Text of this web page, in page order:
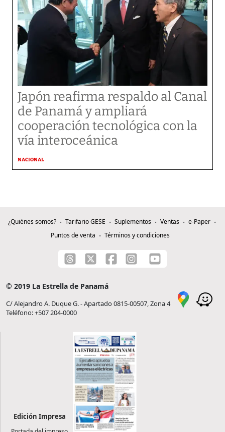
Japón reafirma respaldo al Canal
de Panamá y ampliará
cooperación tecnológica con la
vía interoceánica
NACIONAL
¿Quiénes somos? Tarifario GESE Suplementos Ventas
e-Paper
Puntos de venta
Términos y condiciones
© 2019 La Estrella de Panamá
C/ Alejandro A. Duque G. - Apartado 0815-00507, Zona 4
Teléfono: +507 204-0000
Edición Impresa